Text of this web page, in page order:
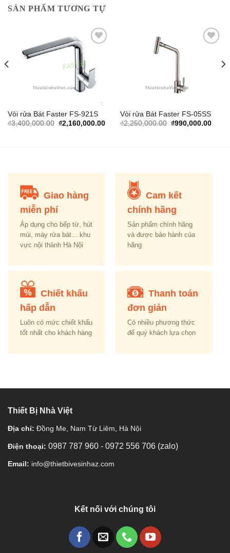
SẢN PHẨM TƯƠNG TỰ
Vòi rửa Bát Faster FS-921S
₫3,400,000.00 Original
₫2,160,000.00Current
Vòi rửa Bát Faster FS-05SS
₫2,250,000.00 Original
₫990,000.00
Giao hàng
miễn phí
Áp dụng cho bếp từ, hút
mùi, máy rửa bát... khu
vực nội thành Hà Nội
Cam kết
chính hãng
Sản phẩm chính hãng
và được bảo hành của
hãng
Chiết khấu
hấp dẫn
Luôn có mức chiết khấu
tốt nhất cho khách hàng
Thanh toán
đơn giản
Có nhiều phương thức
để quý khách lựa chọn
Thiết Bị Nhà Việt
Địa chỉ: Đồng Me, Nam Từ Liêm, Hà Nội
Điện thoại: 0987 787 960 - 0972 556 706 (zalo)
Email: info@thietbivesinhaz.com
Kết nối với chúng tôi